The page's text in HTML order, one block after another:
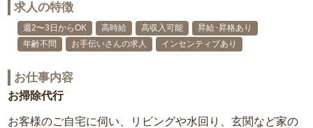
求人の特徴
週2〜3日からOK 高時給 高収入可能
昇給･昇格あり
年齢不問
お手伝いさんの求人 インセンティブあり
お仕事内容
お掃除代行
お客様のご自宅に伺い、リビングや水回り、玄関など家の